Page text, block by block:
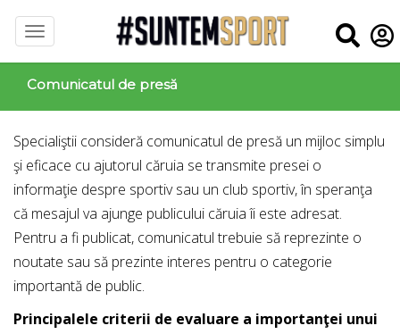
Comunicatul de presă
Specialiştii consideră comunicatul de presă un mijloc simplu
şi eficace cu ajutorul căruia se transmite presei o
informaţie despre sportiv sau un club sportiv, în speranţa
că mesajul va ajunge publicului căruia îi este adresat.
Pentru a fi publicat, comunicatul trebuie să reprezinte o
noutate sau să prezinte interes pentru o categorie
importantă de public.
Principalele criterii de evaluare a importanţei unui